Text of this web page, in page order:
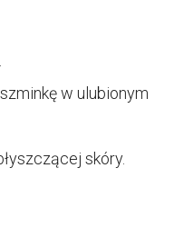
w ulubionym
skóry.